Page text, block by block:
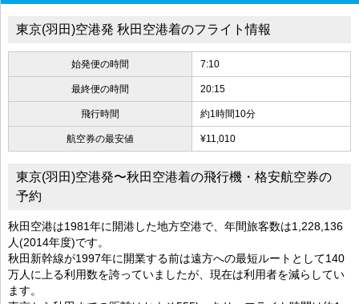
東京(羽田)空港発 秋田空港着のフライト情報
始発便の時間 7:10
最終便の時間 20:15
飛行時間 約1時間10分
航空券の最安値 ¥11,010
東京(羽田)空港発〜秋田空港着の飛行機・格安航空券の
予約
秋田空港は1981年に開港した地方空港で、年間旅客数は1,228,136
人(2014年度)です。
秋田新幹線が1997年に開業する前は遠方への最短ルートとして140
万人に上る利用数を誇っていましたが、現在は利用者を減らしてい
ます。